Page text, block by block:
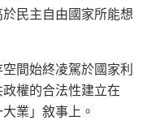
民主自由國家所能想
間始終凌駕於國家利
權的合法性建立在
業」敘事上。